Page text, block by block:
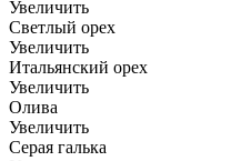
Увеличить
Светлый орех
Увеличить
Итальянский орех
Увеличить
Олива
Увеличить
Серая галька